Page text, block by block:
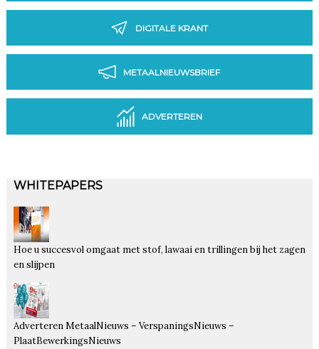
DIGITALE KRANT
METAALNIEUWSBRIEF
ADVERTEREN
WHITEPAPERS
Hoe u succesvol omgaat met stof, lawaai en trillingen bij het zagen
en slijpen
Adverteren MetaalNieuws – VerspaningsNieuws –
PlaatBewerkingsNieuws